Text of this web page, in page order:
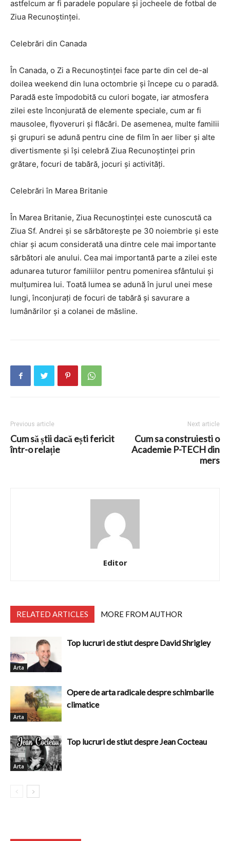
astfelcum ar fi paradele populare și jocheele de fotbal de
Ziua Recunoștinței.
Celebrări din Canada
În Canada, o Zi a Recunoștinței face parte din cel de-al
doilea weekend din luna octombrie și începe cu o paradă.
Paradă este împodobită cu culori bogate, iar atmosfera
zilei este înconjurată de elemente speciale, cum ar fi
mausolee, flyoveruri și flăcări. De asemenea, multe familii
și grupuri se adună pentru cine de film în aer liber și alte
divertismente și își celebră Ziua Recunoștinței prin
grătare, focuri de tabără, jocuri și activități.
Celebrări în Marea Britanie
În Marea Britanie, Ziua Recunoștinței este cunoscută ca
Ziua Sf. Andrei și se sărbătorește pe 30 noiembrie și este
chiar și acum considerată una dintre cele mai importante
sărbători ale anului. Cea mai importantă parte a zilei este
adunarea tuturor familiilor pentru pomenirea sfântului și
mulțumirea lui. Toată lumea se adună în jurul unei mese
lungi, înconjurați de focuri de tabără și savurare a
lumânărilor și a colanei de măsline.
Previous article
Cum să știi dacă ești fericit
într-o relație
Next article
Cum sa construiesti o
Academie P-TECH din
mers
Editor
RELATED ARTICLES MORE FROM AUTHOR
Arta
Top lucruri de stiut despre David Shrigley
Arta
Opere de arta radicale despre schimbarile
climatice
Arta
Top lucruri de stiut despre Jean Cocteau